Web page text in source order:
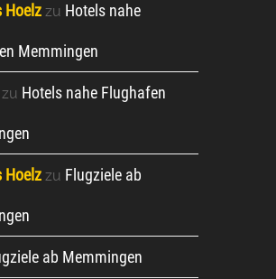
Hoelz zu Hotels nahe
Memmingen
zu Hotels nahe Flughafen
Hoelz zu Flugziele ab
ab Memmingen